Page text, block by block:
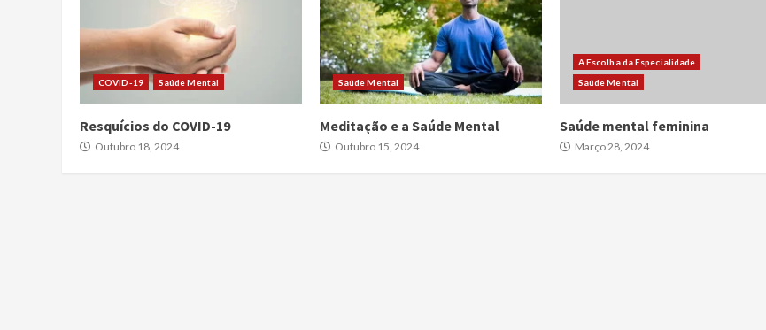
COVID-19 Saúde Mental
Resquícios do COVID-19
Outubro 18, 2024
Saúde Mental
Meditação e a Saúde Mental
Outubro 15, 2024
A Escolha da Especialidade
Saúde Mental
Saúde mental feminina
Março 28, 2024